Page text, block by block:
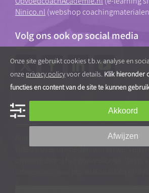
Ninico.nl (webshop
Volg ons ook op social media
Gratis tips, artikelen en video’s
Abonneer je op onze nieuwsbrief vol
video’s over opvoeden van en werken
Onze site gebruikt cookies t.b.v. analyse en
onze privacy policyvoor details. Klik hieronder
functies en content van de site te kunnen
Akkoord
Afwijzen